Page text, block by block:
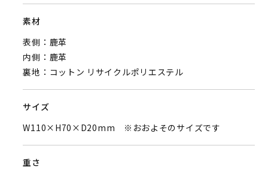
素材
表側：鹿革
内側：鹿革
裏地：コットン リサイクルポリエステル
サイズ
W110×H70×D20mm ※おおよそのサイズです
重さ